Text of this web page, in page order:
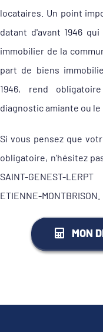
locataires. Un point
datant d'avant 1946
immobilier de la
part de biens
1946, rend
diagnostic amiante ou le
Si vous pensez que
obligatoire, n'hésitez
SAINT-GENEST-
ETIENNE-MONTBRISON.
MON